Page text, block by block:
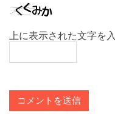
上に表示された文字を